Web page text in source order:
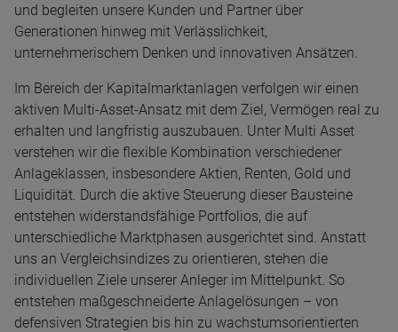
und begleiten unsere Kunden und Partner über
Generationen hinweg mit Verlässlichkeit,
unternehmerischem Denken und innovativen Ansätzen.
Im Bereich der Kapitalmarktanlagen verfolgen wir einen
aktiven Multi-Asset-Ansatz mit dem Ziel, Vermögen real zu
erhalten und langfristig auszubauen. Unter Multi Asset
verstehen wir die flexible Kombination verschiedener
Anlageklassen, insbesondere Aktien, Renten, Gold und
Liquidität. Durch die aktive Steuerung dieser Bausteine
entstehen widerstandsfähige Portfolios, die auf
unterschiedliche Marktphasen ausgerichtet sind. Anstatt
uns an Vergleichsindizes zu orientieren, stehen die
individuellen Ziele unserer Anleger im Mittelpunkt. So
entstehen maßgeschneiderte Anlagelösungen – von
defensiven Strategien bis hin zu wachstumsorientierten